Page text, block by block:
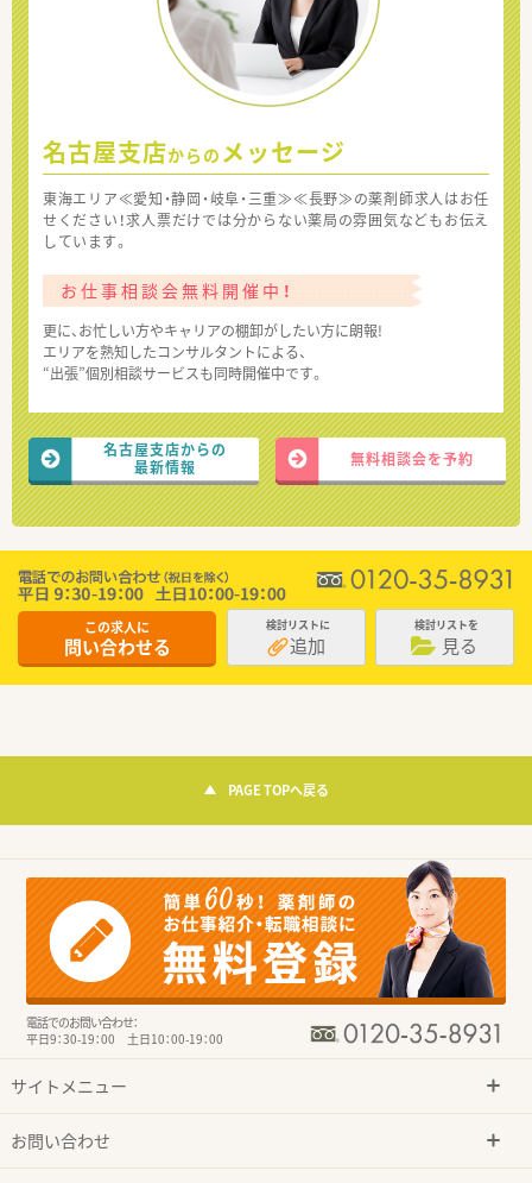
名古屋支店からの メッセージ
東海エリア≪愛知・静岡・岐阜・三重≫≪長野≫の薬剤師求人はお任
せください！求人票だけでは分からない薬局の雰囲気などもお伝え
しています。
お仕事相談会無料開催中！
更に、お忙しい方やキャリアの棚卸がしたい方に朗報!
エリアを熟知したコンサルタントによる、
“出張”個別相談サービスも同時開催中です。
名古屋支店からの
最新情報
無料相談会を予約
この求人に
問い合わせる
検討リストに
追加
検討リストを
見る
PAGE TOPへ戻る
電話でのお問い合わせ：
平日9：30-19：00 土日10：00-19：00
サイトメニュー
お問い合わせ